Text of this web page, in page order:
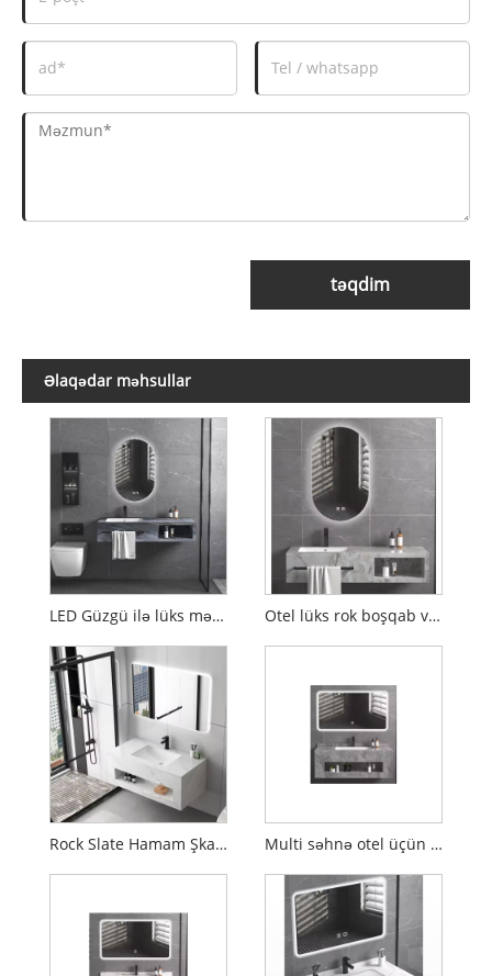
təqdim
Əlaqədar məhsullar
LED Güzgü ilə lüks mərmər hamamı boşluğu Otel lüks rok boşqab vanna otağı şkafları
Rock Slate Hamam Şkafı LED Güzgü ilə Multi səhnə otel üçün yuyucu hövzə kabinetindən istifadə